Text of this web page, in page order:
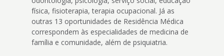
física, fisioterapia, terapia ocupacional. Já as
outras 13 oportunidades de Residência Médica
correspondem às especialidades de medicina de
família e comunidade, além de psiquiatria.